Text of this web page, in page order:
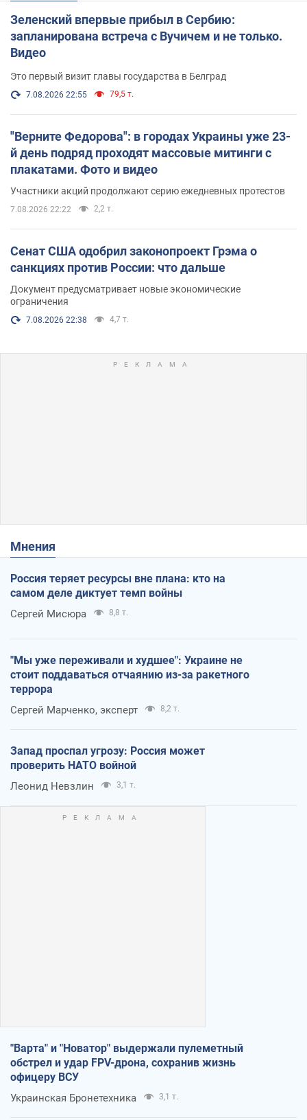
Зеленский впервые прибыл в Сербию:
запланирована встреча с Вучичем и не только.
Видео
Это первый визит главы государства в Белград
7.08.2026 22:55 79,5 т.
"Верните Федорова": в городах Украины уже 23-
й день подряд проходят массовые митинги с
плакатами. Фото и видео
Участники акций продолжают серию ежедневных протестов
7.08.2026 22:22 2,2 т.
Сенат США одобрил законопроект Грэма о
санкциях против России: что дальше
Документ предусматривает новые экономические
ограничения
7.08.2026 22:38 4,7 т.
Мнения
Россия теряет ресурсы вне плана: кто на
самом деле диктует темп войны
Сергей Мисюра 8,8 т.
"Мы уже переживали и худшее": Украине не
стоит поддаваться отчаянию из-за ракетного
террора
Сергей Марченко, эксперт 8,2 т.
Запад проспал угрозу: Россия может
проверить НАТО войной
Леонид Невзлин 3,1 т.
"Варта" и "Новатор" выдержали пулеметный
обстрел и удар FPV-дрона, сохранив жизнь
офицеру ВСУ
Украинская Бронетехника 3,1 т.